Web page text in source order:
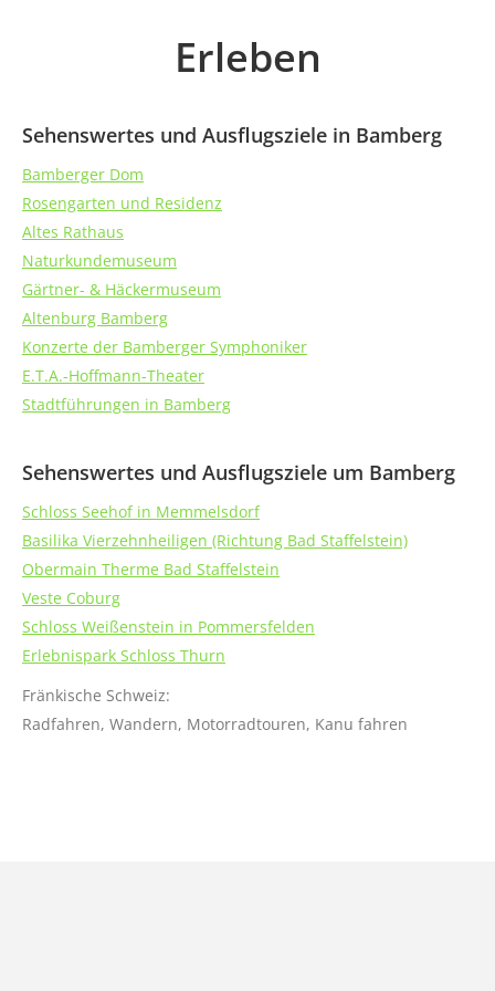
Erleben
Sehenswertes und Ausflugsziele in Bamberg
Bamberger Dom
Rosengarten und Residenz
Altes Rathaus
Naturkundemuseum
Gärtner- & Häckermuseum
Altenburg Bamberg
Konzerte der Bamberger Symphoniker
E.T.A.-Hoffmann-Theater
Stadtführungen in Bamberg
Sehenswertes und Ausflugsziele um Bamberg
Schloss Seehof in Memmelsdorf
Basilika Vierzehnheiligen (Richtung Bad Staffelstein)
Obermain Therme Bad Staffelstein
Veste Coburg
Schloss Weißenstein in Pommersfelden
Erlebnispark Schloss Thurn
Fränkische Schweiz:
Radfahren, Wandern, Motorradtouren, Kanu fahren